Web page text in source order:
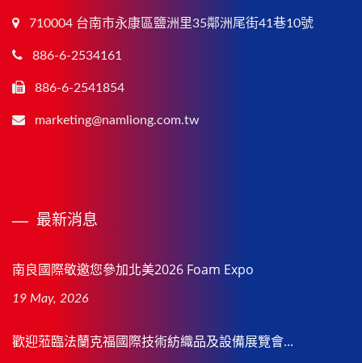
710004 台南市永康區鹽洲里35鄰洲尾街41巷10號
886-6-2534161
886-6-2541854
marketing@namliong.com.tw
最新消息
南良國際敬邀您參加北美2026 Foam Expo
19 May, 2026
歡迎蒞臨法蘭克福國際技術紡織品及設備展覽會...